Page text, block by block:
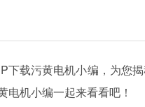
下载污黄电机小编，为您
机小编一起来看看吧！